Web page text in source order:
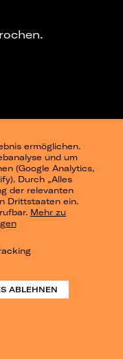
ermöglichen.
und um
(Google Analytics,
Durch „Alles
der relevanten
Drittstaaten ein.
Mehr zu
ABLEHNEN